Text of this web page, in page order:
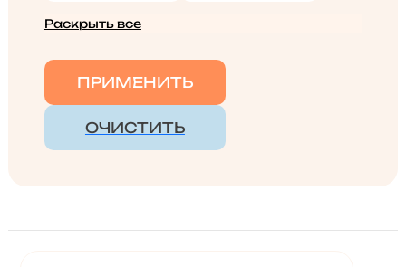
Раскрыть все
ПРИМЕНИТЬ
ОЧИСТИТЬ